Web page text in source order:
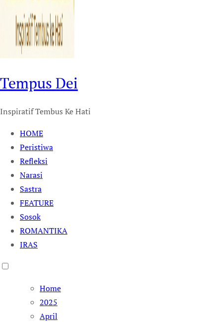
Tempus Dei
Inspiratif Tembus Ke Hati
HOME
Peristiwa
Refleksi
Narasi
Sastra
FEATURE
Sosok
ROMANTIKA
IRAS
Home
2025
April